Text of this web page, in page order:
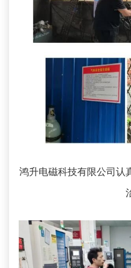
鸿升电磁科技有限公司认